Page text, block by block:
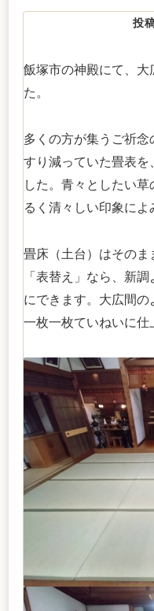
投
飯塚市の神殿にて、大
た。
多くの方が集うご祈念
すり減っていた畳表を
した。青々としたい
るく清々しい印象によ
畳床（土台）はそのま
「表替え」なら、新
にできます。大広間
一枚一枚ていねいに仕